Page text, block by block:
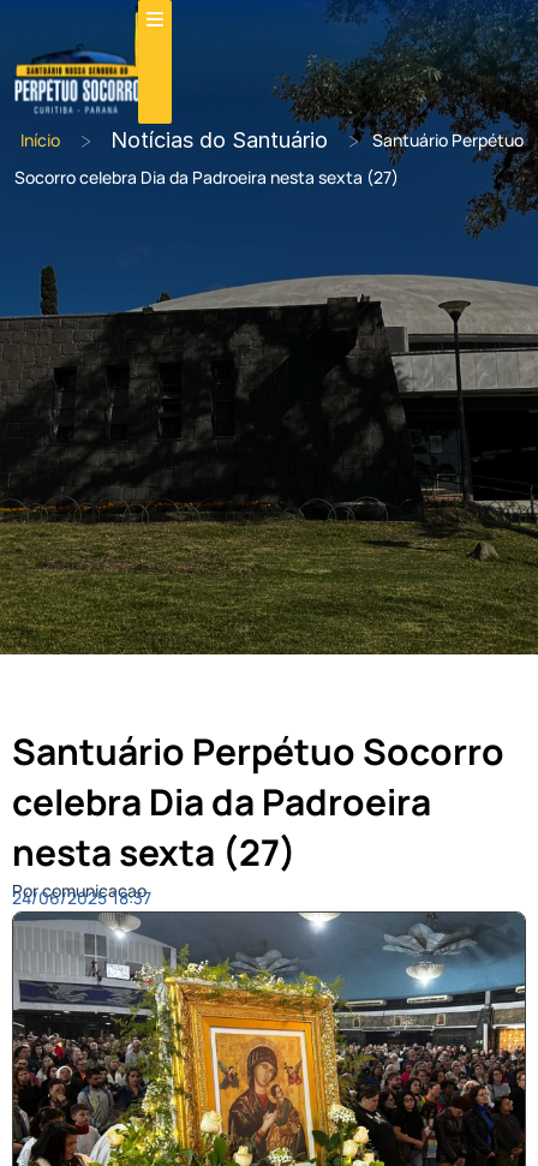
Início > Notícias do Santuário > Santuário Perpétuo
Socorro celebra Dia da Padroeira nesta sexta (27)
Santuário Perpétuo Socorro
celebra Dia da Padroeira
nesta sexta (27)
Por comunicacao
24/06/2025 18:37